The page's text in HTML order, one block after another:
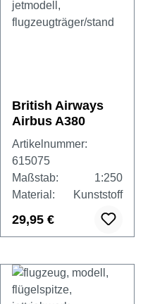
British Airways
Airbus A380
Artikelnummer:
615075
Maßstab:
1:250
Material:
Kunststoff
29,95 €